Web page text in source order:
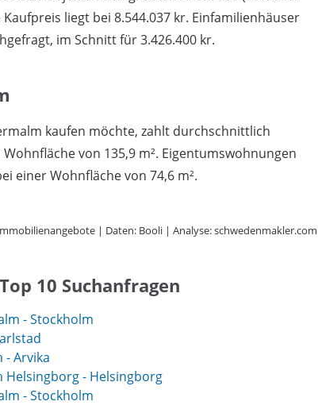
liegt bei 8.544.037 kr. Einfamilienhäuser
im Schnitt für 3.426.400 kr.
kaufen möchte, zahlt durchschnittlich
von 135,9 m². Eigentumswohnungen
einer Wohnfläche von 74,6 m².
| Daten: Booli | Analyse: schwedenmakler.com
10 Suchanfragen
- Stockholm
- Arvika
- Helsingborg
- Stockholm